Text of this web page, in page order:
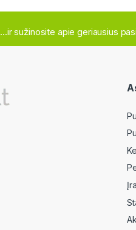
...ir sužinosite apie geriausius